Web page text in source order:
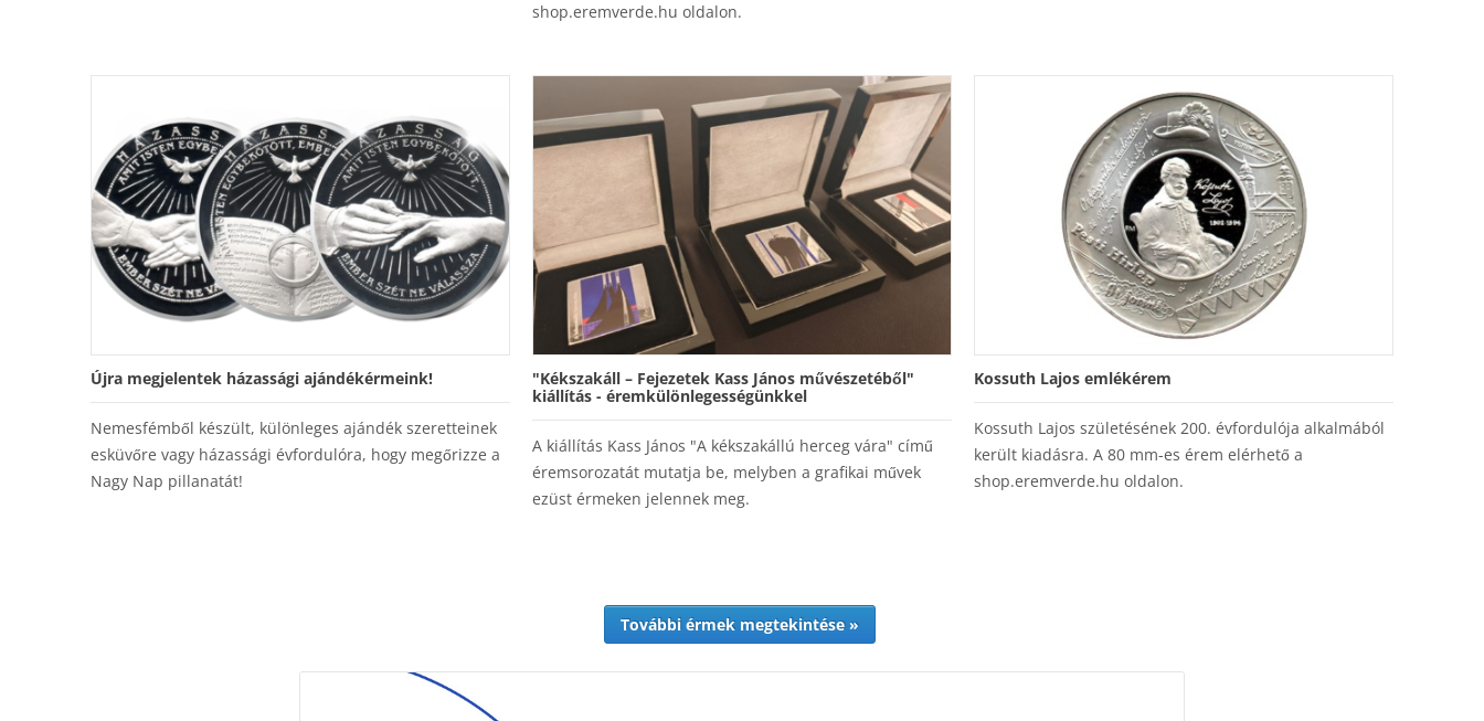
shop.eremverde.hu oldalon.
Újra megjelentek házassági ajándékérmeink!
Nemesfémből készült, különleges ajándék szeretteinek
esküvőre vagy házassági évfordulóra, hogy megőrizze a
Nagy Nap pillanatát!
"Kékszakáll – Fejezetek Kass János művészetéből"
kiállítás - éremkülönlegességünkkel
A kiállítás Kass János "A kékszakállú herceg vára" című
éremsorozatát mutatja be, melyben a grafikai művek
ezüst érmeken jelennek meg.
Kossuth Lajos emlékérem
Kossuth Lajos születésének 200. évfordulója alkalmából
került kiadásra. A 80 mm-es érem elérhető a
shop.eremverde.hu oldalon.
További érmek megtekintése »